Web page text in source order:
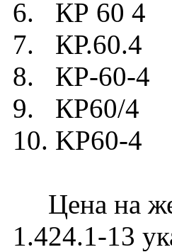
6. КР 60 4
7. КР.60.4
8. КР-60-4
9. КР60/4
10. KP60-4
Цена на
1.424.1-13